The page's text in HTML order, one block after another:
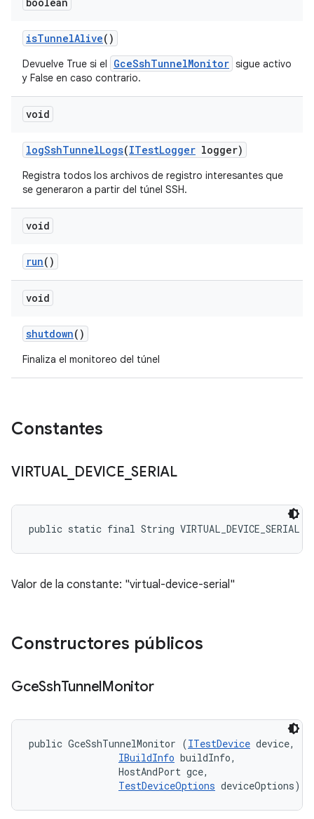
isTunnelAlive()
Devuelve True si el GceSshTunnelMonitor sigue activo
y False en caso contrario.
void
logSshTunnelLogs(ITestLogger logger)
Registra todos los archivos de registro interesantes que
se generaron a partir del túnel SSH.
void
run()
void
shutdown()
Finaliza el monitoreo del túnel
Constantes
VIRTUAL_ DEVICE _SERIAL
public static final String VIRTUAL_DEVICE_SERIAL
Valor de la constante: "virtual-device-serial"
Constructores públicos
GceSshTunnelMonitor
public GceSshTunnelMonitor (ITestDevice device,
IBuildInfo buildInfo,
                HostAndPort gce,
TestDeviceOptions deviceOptions)